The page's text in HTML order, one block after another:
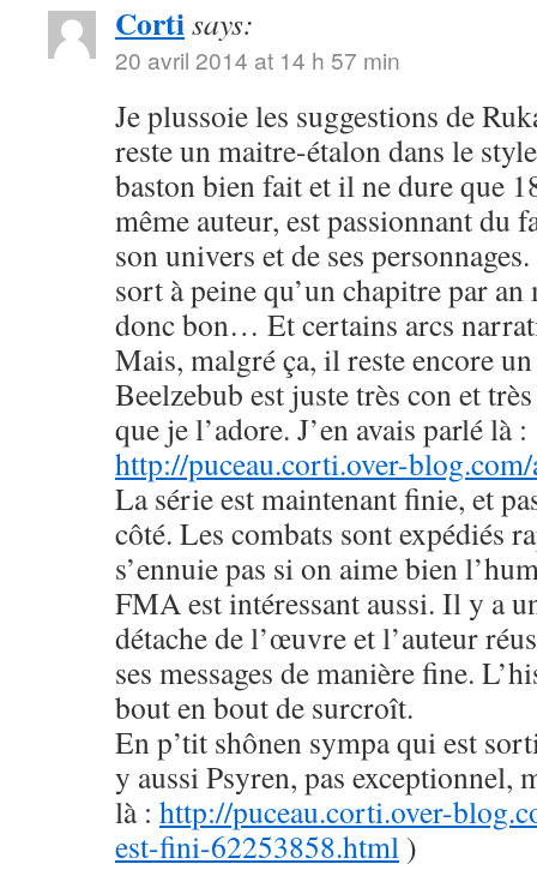
Cortisays:
20 avril 2014 at 14 h 57 min
Je plussoie les suggestions de
reste un maitre-étalon dans le
baston bien fait et il ne dure que
même auteur, est passionnant du
son univers et de ses
sort à peine qu’un chapitre par
donc bon… Et certains arcs
Mais, malgré ça, il reste encore
Beelzebub est juste très con et
que je l’adore. J’en avais parlé là :
http://puceau.corti.over-
La série est maintenant finie, et
côté. Les combats sont expédiés
s’ennuie pas si on aime bien
FMA est intéressant aussi. Il y a
détache de l’œuvre et l’auteur
ses messages de manière fine.
bout en bout de surcroît.
En p’tit shônen sympa qui est
y aussi Psyren, pas exceptionnel,
là : http://puceau.corti.over-
est-fini-62253858.html )